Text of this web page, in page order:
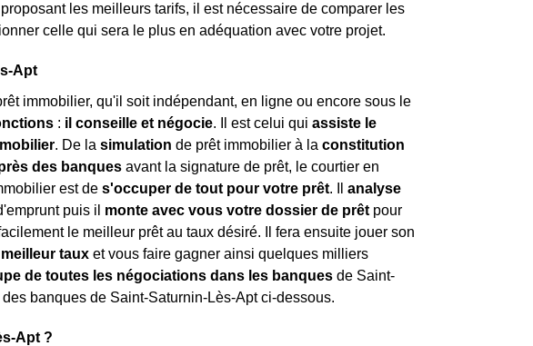
les meilleurs tarifs, il est nécessaire de comparer les
celle qui sera le plus en adéquation avec votre projet.
Apt
immobilier, qu'il soit indépendant, en ligne ou encore sous le
: il conseille et négocie. Il est celui qui assiste le
. De la simulation de prêt immobilier à la constitution
des banques avant la signature de prêt, le courtier en
est de s'occuper de tout pour votre prêt. Il
analyse
puis il monte avec vous votre dossier de prêt pour
le meilleur prêt au taux désiré. Il fera ensuite jouer son
taux et vous faire gagner ainsi quelques milliers
de toutes les négociations dans les banques de Saint-
banques de Saint-Saturnin-Lès-Apt ci-dessous.
Apt ?